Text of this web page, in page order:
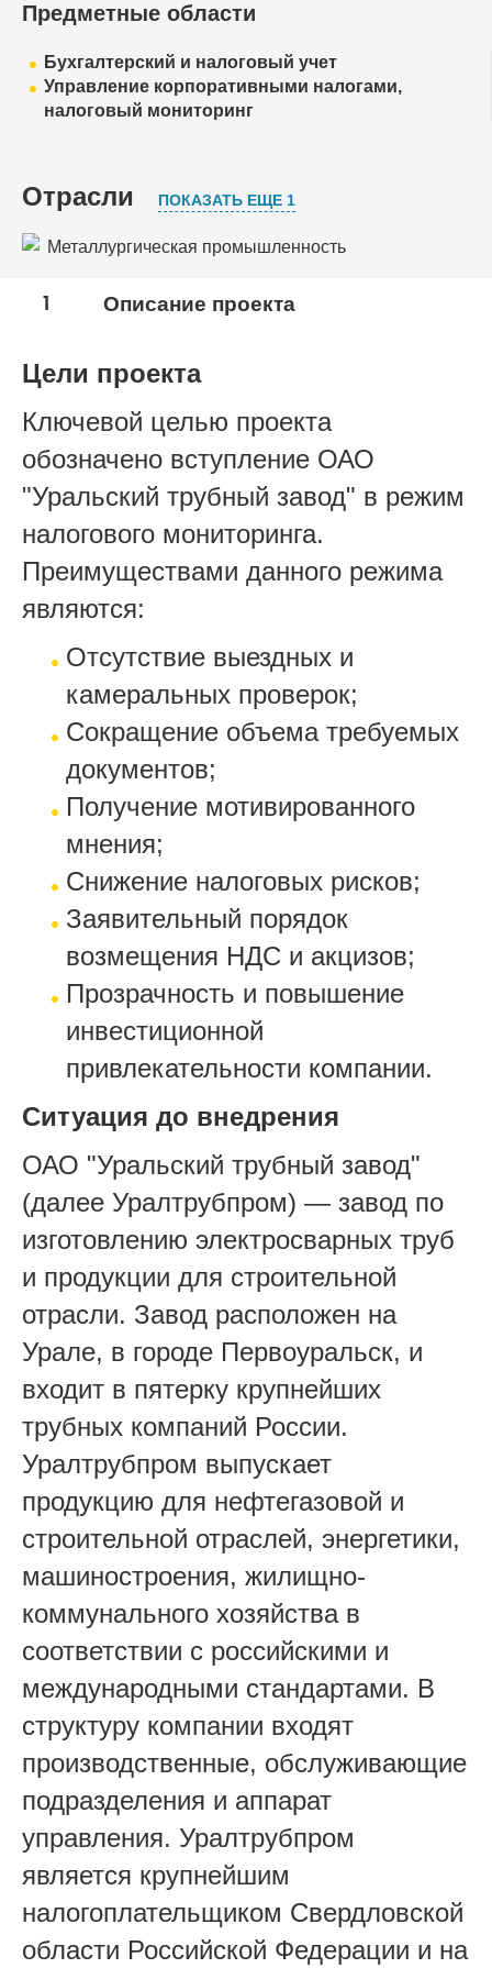
Предметные области
Бухгалтерский и налоговый учет
Управление корпоративными налогами,
налоговый мониторинг
Отрасли ПОКАЗАТЬ ЕЩЕ 1
Металлургическая промышленность
Промышленность строительных материалов
1 Описание проекта
Цели проекта
Ключевой целью проекта
обозначено вступление ОАО
"Уральский трубный завод" в режим
налогового мониторинга.
Преимуществами данного режима
являются:
Отсутствие выездных и
камеральных проверок;
Сокращение объема требуемых
документов;
Получение мотивированного
мнения;
Снижение налоговых рисков;
Заявительный порядок
возмещения НДС и акцизов;
Прозрачность и повышение
инвестиционной
привлекательности компании.
Ситуация до внедрения
ОАО "Уральский трубный завод"
(далее Уралтрубпром) — завод по
изготовлению электросварных труб
и продукции для строительной
отрасли. Завод расположен на
Урале, в городе Первоуральск, и
входит в пятерку крупнейших
трубных компаний России.
Уралтрубпром выпускает
продукцию для нефтегазовой и
строительной отраслей, энергетики,
машиностроения, жилищно-
коммунального хозяйства в
соответствии с российскими и
международными стандартами. В
структуру компании входят
производственные, обслуживающие
подразделения и аппарат
управления. Уралтрубпром
является крупнейшим
налогоплательщиком Свердловской
области Российской Федерации и на